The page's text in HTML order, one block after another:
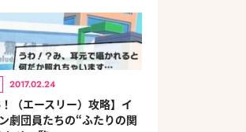
2017.02.24
！（エースリー）攻略】イ
劇団員たちの“ふたりの関